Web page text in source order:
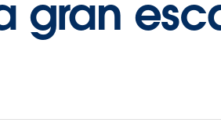
gran